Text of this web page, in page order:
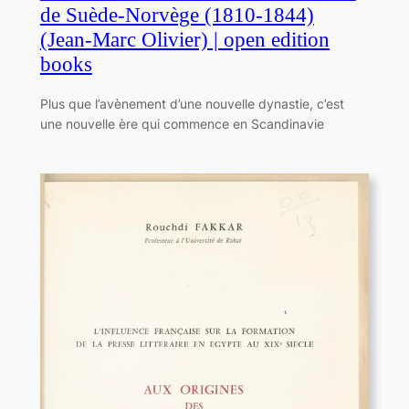
de Suède-Norvège (1810-1844)
(Jean-Marc Olivier) | open edition
books
Plus que l’avènement d’une nouvelle dynastie, c’est
une nouvelle ère qui commence en Scandinavie